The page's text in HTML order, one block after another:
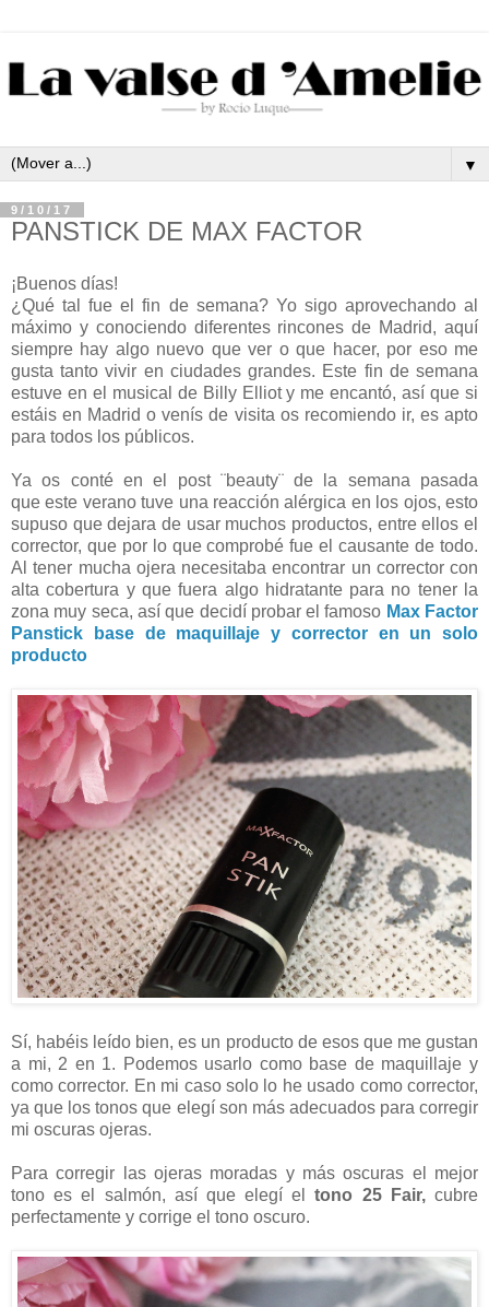
▼
9/10/17
PANSTICK DE MAX FACTOR
¡Buenos días!
¿Qué tal fue el fin de semana? Yo sigo aprovechando al
máximo y conociendo diferentes rincones de Madrid, aquí
siempre hay algo nuevo que ver o que hacer, por eso me
gusta tanto vivir en ciudades grandes. Este fin de semana
estuve en el musical de Billy Elliot y me encantó, así que si
estáis en Madrid o venís de visita os recomiendo ir, es apto
para todos los públicos.
Ya os conté en el post ¨beauty¨ de la semana pasada
que este verano tuve una reacción alérgica en los ojos, esto
supuso que dejara de usar muchos productos, entre ellos el
corrector, que por lo que comprobé fue el causante de todo.
Al tener mucha ojera necesitaba encontrar un corrector con
alta cobertura y que fuera algo hidratante para no tener la
zona muy seca, así que decidí probar el famoso Max Factor
Panstick base de maquillaje y corrector en un solo
producto
Sí, habéis leído bien, es un producto de esos que me gustan
a mi, 2 en 1. Podemos usarlo como base de maquillaje y
como corrector. En mi caso solo lo he usado como corrector,
ya que los tonos que elegí son más adecuados para corregir
mi oscuras ojeras.
Para corregir las ojeras moradas y más oscuras el mejor
tono es el salmón, así que elegí eltono 25 Fair,cubre
perfectamente y corrige el tono oscuro.